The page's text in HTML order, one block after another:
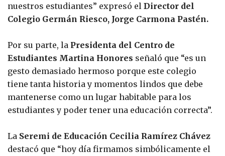
nuestros estudiantes” expresó el Director del
Colegio Germán Riesco, Jorge Carmona Pastén.
Por su parte, la Presidenta del Centro de
Estudiantes Martina Honores señaló que “es un
gesto demasiado hermoso porque este colegio
tiene tanta historia y momentos lindos que debe
mantenerse como un lugar habitable para los
estudiantes y poder tener una educación correcta”.
La Seremi de Educación Cecilia Ramírez Chávez
destacó que “hoy día firmamos simbólicamente el